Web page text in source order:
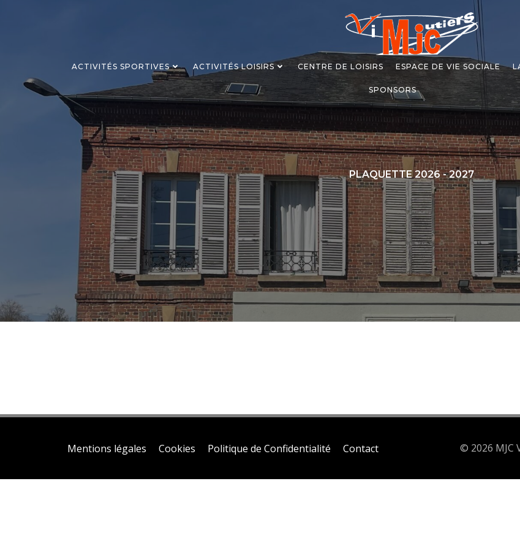
ACTIVITÉS SPORTIVES ACTIVITÉS LOISIRS CENTRE DE LOISIRS ESPACE DE VIE SOCIALE
SPONSORS
PLAQUETTE 2026 - 2027
Mentions légales Cookies Politique de Confidentialité Contact © 2026 MJC